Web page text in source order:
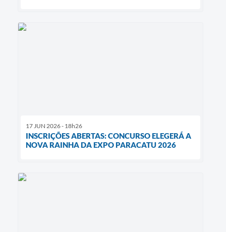
17 JUN 2026 - 18h26
INSCRIÇÕES ABERTAS: CONCURSO ELEGERÁ A
NOVA RAINHA DA EXPO PARACATU 2026